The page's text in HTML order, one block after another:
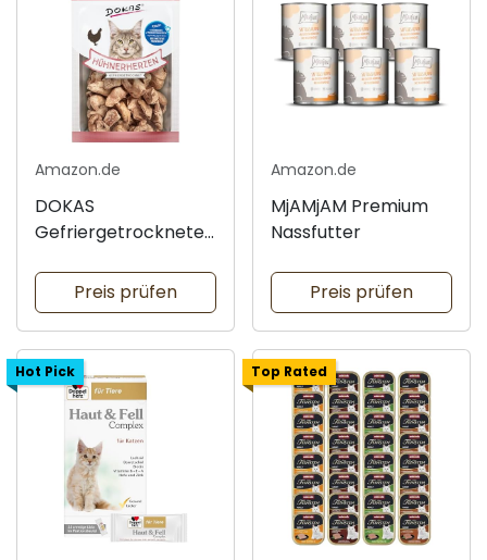
Amazon.de
DOKAS
Gefriergetrocknete
Preis prüfen
Amazon.de
MjAMjAM Premium
Nassfutter
Preis prüfen
Hot Pick Top Rated